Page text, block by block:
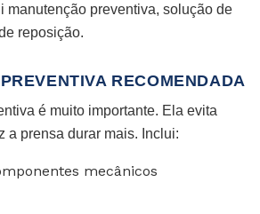
manutenção preventiva, solução de
reposição.
RECOMENDADA
é muito importante. Ela evita
a prensa durar mais. Inclui:
mecânicos